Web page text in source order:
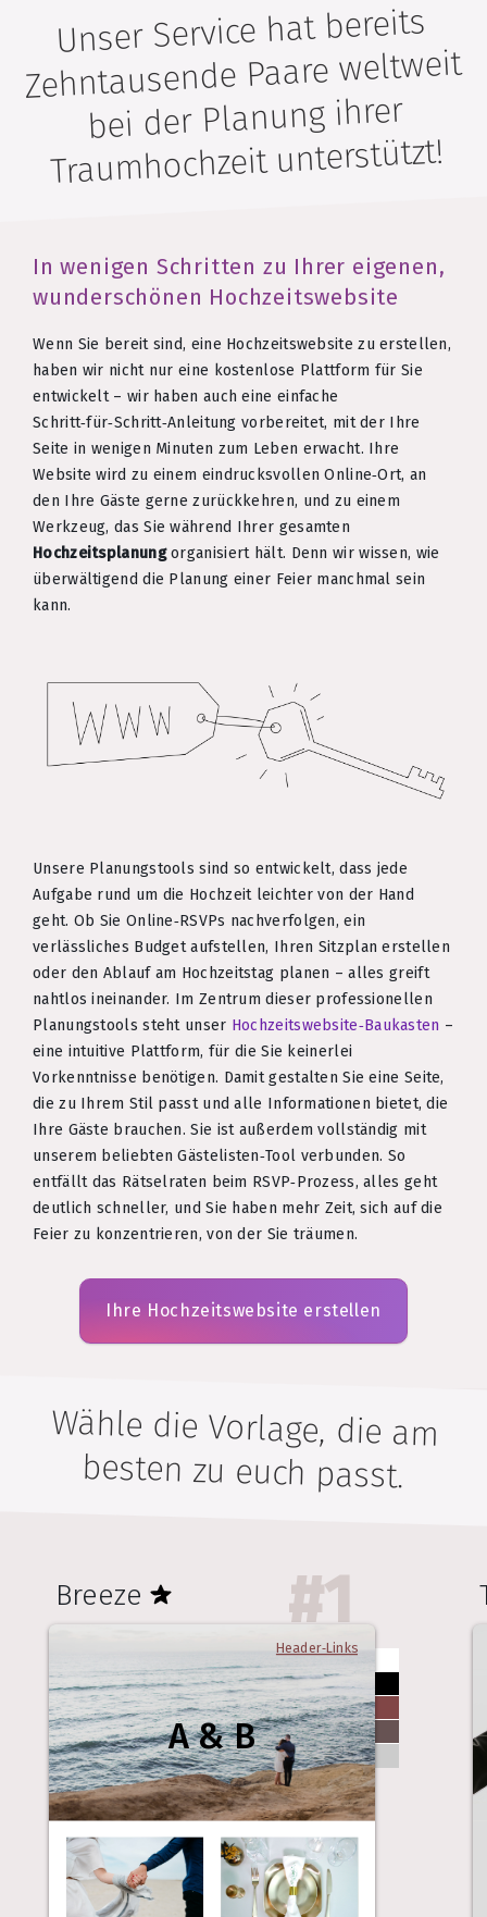
Unser Service hat bereits
Zehntausende Paare weltweit
bei der Planung ihrer
Traumhochzeit unterstützt!
In wenigen Schritten zu Ihrer eigenen,
wunderschönen Hochzeitswebsite
Wenn Sie bereit sind, eine Hochzeitswebsite zu erstellen,
haben wir nicht nur eine kostenlose Plattform für Sie
entwickelt – wir haben auch eine einfache
Schritt‑für‑Schritt‑Anleitung vorbereitet, mit der Ihre
Seite in wenigen Minuten zum Leben erwacht. Ihre
Website wird zu einem eindrucksvollen Online‑Ort, an
den Ihre Gäste gerne zurückkehren, und zu einem
Werkzeug, das Sie während Ihrer gesamten
Hochzeitsplanungorganisiert hält. Denn wir wissen, wie
überwältigend die Planung einer Feier manchmal sein
kann.
Unsere Planungstools sind so entwickelt, dass jede
Aufgabe rund um die Hochzeit leichter von der Hand
geht. Ob Sie Online‑RSVPs nachverfolgen, ein
verlässliches Budget aufstellen, Ihren Sitzplan erstellen
oder den Ablauf am Hochzeitstag planen – alles greift
nahtlos ineinander. Im Zentrum dieser professionellen
Planungstools steht unser Hochzeitswebsite‑Baukasten –
eine intuitive Plattform, für die Sie keinerlei
Vorkenntnisse benötigen. Damit gestalten Sie eine Seite,
die zu Ihrem Stil passt und alle Informationen bietet, die
Ihre Gäste brauchen. Sie ist außerdem vollständig mit
unserem beliebten Gästelisten‑Tool verbunden. So
entfällt das Rätselraten beim RSVP‑Prozess, alles geht
deutlich schneller, und Sie haben mehr Zeit, sich auf die
Feier zu konzentrieren, von der Sie träumen.
Ihre Hochzeitswebsite erstellen
Wähle die Vorlage, die am
besten zu euch passt.
Breeze #1
Header-Links
A & B